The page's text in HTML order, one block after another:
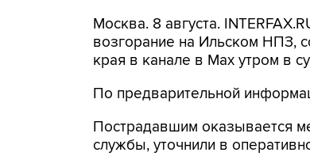
Москва. 8 августа.
возгорание на Ильском НПЗ,
края в канале в Max утром в
По предварительной
Пострадавшим оказывается
службы, уточнили в